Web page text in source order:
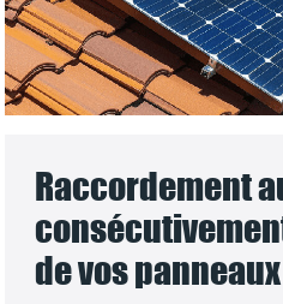
Raccordement
de vos